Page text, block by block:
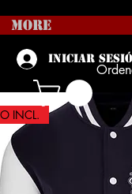
More
INCL.
Iniciar